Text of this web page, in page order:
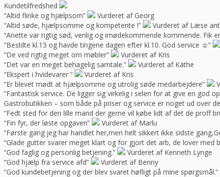
Kundetilfredshed
“Altid flinke og hjælpsom”
Vurderet af Georg
“Altid søde, hjælpsomme og kompetente !”
Vurderet af Læse
“Anette var rigtig sød, venlig og imødekommende kommende. Fik
“Bestilte kl.13 og havde tingene dagen efter kl.10. God service ☺”
“De ved rigtig meget om møbler”
Vurderet af Kris
“Det var en meget behagelig samtale.”
Vurderet af Käthe
“Ekspert i hvidevarer “
Vurderet af Kris
“Er blevet mødt at hjælpsomme og utrolig søde medarbejdere”
“Fantastisk service. De ligger sig virkelig i selen for at give en god
Gastrobutikken – som både på priser og service er noget ud over
“Fedt sted for den lille mand der gerne vil købe lidt af det de proff
“Fin fyr, der løste opgaven”
Vurderet af Marlu
“Første gang jeg har handlet her,men helt sikkert ikke sidste
“Glade gutter svarer meget klart og for gjort det arb, de lover med
“God faglig og personlig betjening.”
Vurderet af Kenneth Lynge
“God hjælp fra service afd”
Vurderet af Benny
“God kundebetjening og der blev svaret høfligt på mine spørgsmål.”